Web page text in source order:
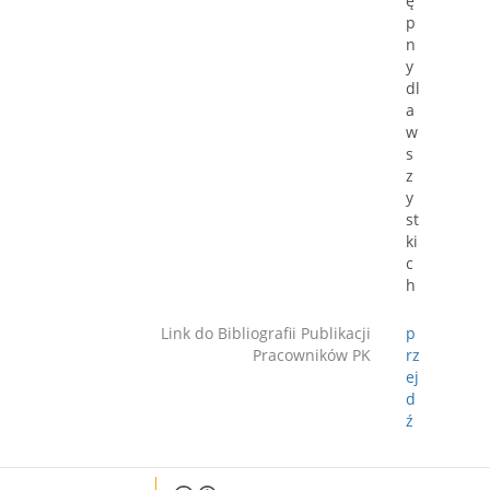
p
n
y
dl
a
w
s
z
y
st
ki
c
h
Link do Bibliografii Publikacji
Pracowników PK
p
rz
ej
d
ź